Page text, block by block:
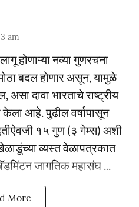
am
होणाऱ्या नव्या गुणरचना
बदल होणार असून, यामुळे
दावा भारताचे राष्ट्रीय
केला आहे. पुढील वर्षापासून
१५ गुण (३ गेम्स) अशी
व्यस्त वेळापत्रकात
जागतिक महासंघ ...
More